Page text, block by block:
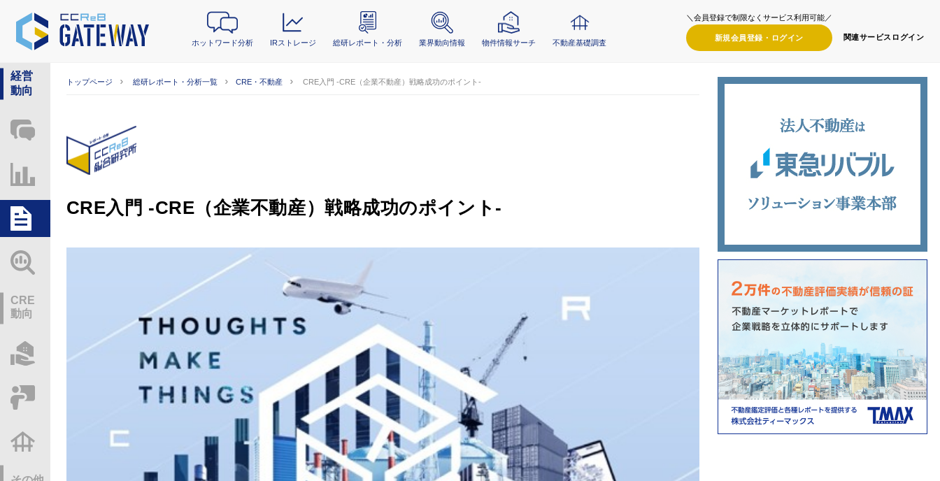
ホットワード分析 IRストレージ 総研レポート・分析 業界動向情報 物件情報サーチ 不動産基礎調査
＼会員登録で制限なくサービス利用可能／
新規会員登録・ ログイン 関連サービス ログイン
経営
動向
ホットワード分析
IRストレージ
総研レポート・分析
CRE
動向
物件情報サーチ
不動産基礎調査
トップページ 総研レポート・分析一覧 CRE・不動産 CRE入門 -CRE（企業不動産）戦略成功のポイント-
CRE入門 -CRE（企業不動産）戦略成功のポイント-